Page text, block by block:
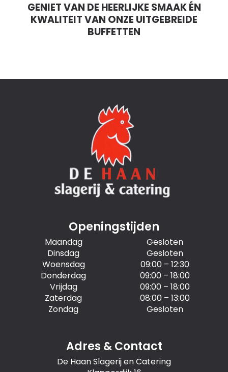
GENIET VAN DE HEERLIJKE SMAAK ÉN
KWALITEIT VAN ONZE UITGEBREIDE
BUFFETTEN
Openingstijden
Maandag
Dinsdag
Woensdag
Donderdag
Vrijdag
Zaterdag
Zondag
Gesloten
Gesloten
09:00 – 12:30
09:00 – 18:00
09:00 – 18:00
08:00 – 13:00
Gesloten
Adres & Contact
De Haan Slagerij en Catering